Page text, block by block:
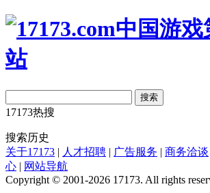
搜索
17173热搜
搜索历史
关于17173 | 人才招聘 | 广告服务 | 商务洽谈
心 | 网站导航
Copyright © 2001-2026 17173. All rights